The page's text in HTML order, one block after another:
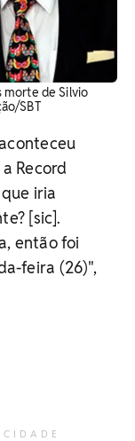
morte de Silvio
SBT
Record
iria
[sic].
então foi
feira (26)",